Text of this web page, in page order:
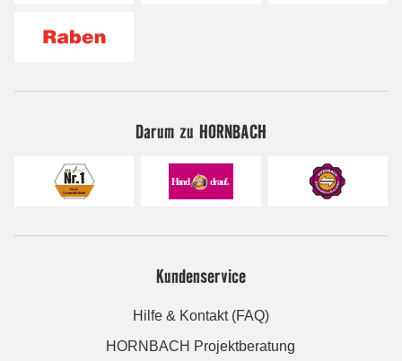
Darum zu HORNBACH
Kundenservice
Hilfe & Kontakt (FAQ)
HORNBACH Projektberatung